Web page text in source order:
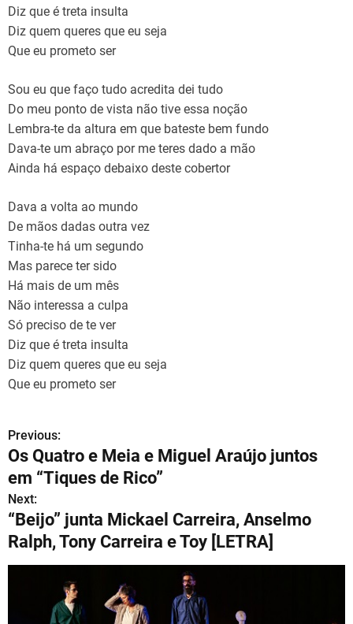
Diz que é treta insulta
Diz quem queres que eu seja
Que eu prometo ser
Sou eu que faço tudo acredita dei tudo
Do meu ponto de vista não tive essa noção
Lembra-te da altura em que bateste bem fundo
Dava-te um abraço por me teres dado a mão
Ainda há espaço debaixo deste cobertor
Dava a volta ao mundo
De mãos dadas outra vez
Tinha-te há um segundo
Mas parece ter sido
Há mais de um mês
Não interessa a culpa
Só preciso de te ver
Diz que é treta insulta
Diz quem queres que eu seja
Que eu prometo ser
N
a
v
e
g
Previous:
Os Quatro e Meia e Miguel Araújo juntos
em “Tiques de Rico”
Next:
“Beijo” junta Mickael Carreira, Anselmo
Ralph, Tony Carreira e Toy [LETRA]